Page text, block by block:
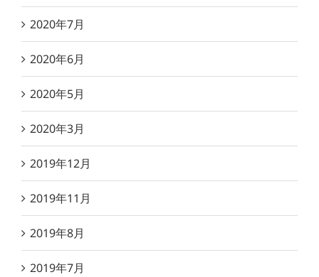
2020年7月
2020年6月
2020年5月
2020年3月
2019年12月
2019年11月
2019年8月
2019年7月